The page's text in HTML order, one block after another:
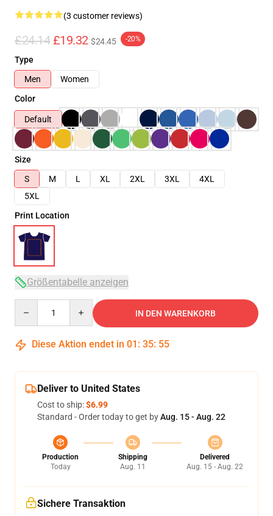
(3 customer reviews)
£24.14 £19.32 $24.45 -20%
Type
Men
Women
Color
Default
Size
S
M L XL 2XL 3XL
4XL
5XL
Print Location
Größentabelle anzeigen
IN DEN WARENKORB
Diese Aktion endet in 01 : 35: 54
Deliver to United States
Cost to ship:$6.99
Standard - Order today to get byAug. 15 - Aug. 22
Production
Today
Shipping
Aug. 11
Delivered
Aug. 15 - Aug. 22
Sichere Transaktion